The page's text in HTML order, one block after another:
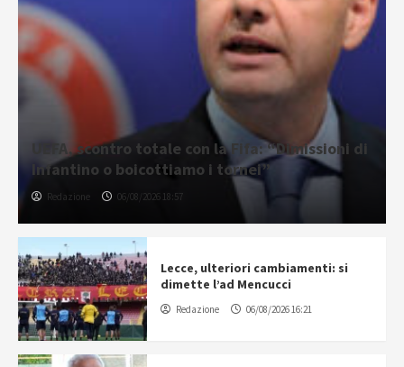
UEFA, scontro totale con la Fifa: “Dimissioni di
Infantino o boicottiamo i tornei”
Redazione 06/08/2026 18:57
Lecce, ulteriori cambiamenti: si
dimette l’ad Mencucci
Redazione 06/08/2026 16:21